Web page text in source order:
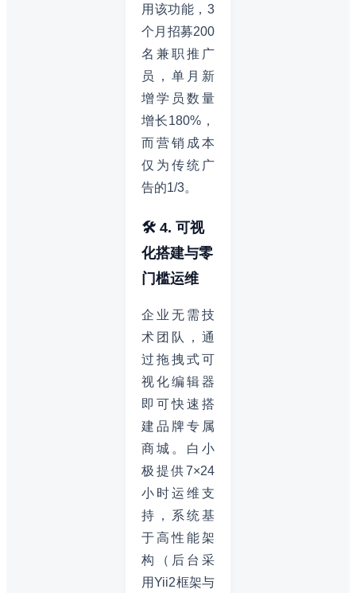
用该功能，3
个月招募200
名兼职推广
员，单月新
增学员数量
增长180%，
而营销成本
仅为传统广
告的1/3。
🛠️ 4. 可视
化搭建与零
门槛运维
企业无需技
术团队，通
过拖拽式可
视化编辑器
即可快速搭
建品牌专属
商城。白小
极提供7×24
小时运维支
持，系统基
于高性能架
构（后台采
用Yii2框架与